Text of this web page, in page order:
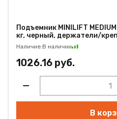
Подъемник MINILIFT
кг, черный, держатели/
Наличие:В наличии
1026.16 руб.
В